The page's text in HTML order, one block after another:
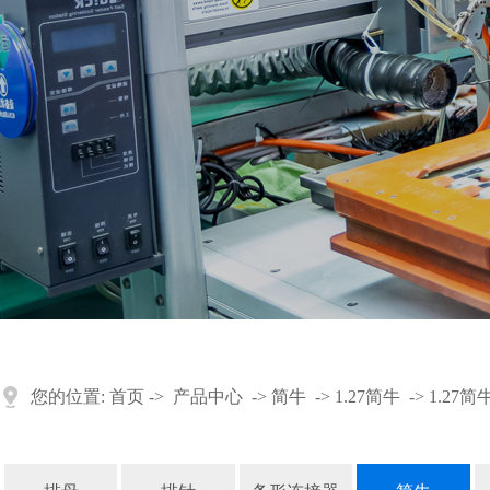
您的位置: 首页 -> 产品中心 -> 简牛 -> 1.27简牛 -> 1.27简